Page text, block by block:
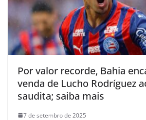
Por valor recorde, Bahia
venda de Lucho Rodríguez
saudita; saiba mais
7 de setembro de 2025